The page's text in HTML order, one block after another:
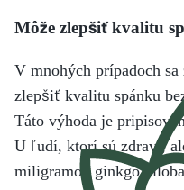
Môže zlepšiť kvalitu
V mnohých prípadoch
zlepšiť kvalitu spánku
Táto výhoda je
U ľudí, ktorí sú zdraví,
miligramov ginkgo